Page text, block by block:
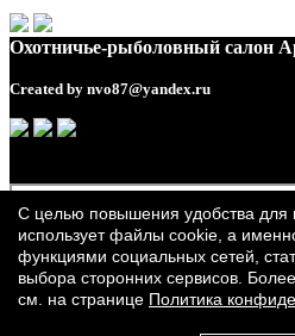
Охотничье-рыболовный салон
Created by nvo87@yandex.ru
С целью повышения удобства для
использует файлы cookie, а
функциями социальных сетей,
выбора сторонних сервисов.
см. на странице Политика